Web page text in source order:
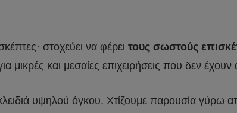
στοχεύει να φέρει τους σωστούς
και μεσαίες επιχειρήσεις που δεν
υψηλού όγκου. Χτίζουμε παρουσία γύρω